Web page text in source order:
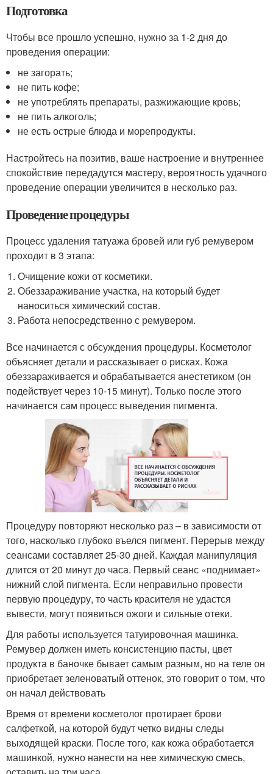
Подготовка
Чтобы все прошло успешно, нужно за 1-2 дня до
проведения операции:
не загорать;
не пить кофе;
не употреблять препараты, разжижающие кровь;
не пить алкоголь;
не есть острые блюда и морепродукты.
Настройтесь на позитив, ваше настроение и внутреннее
спокойствие передадутся мастеру, вероятность удачного
проведение операции увеличится в несколько раз.
Проведение процедуры
Процесс удаления татуажа бровей или губ ремувером
проходит в 3 этапа:
Очищение кожи от косметики.
Обеззараживание участка, на который будет
наноситься химический состав.
Работа непосредственно с ремувером.
Все начинается с обсуждения процедуры. Косметолог
объясняет детали и рассказывает о рисках. Кожа
обеззараживается и обрабатывается анестетиком (он
подействует через 10-15 минут). Только после этого
начинается сам процесс выведения пигмента.
Процедуру повторяют несколько раз – в зависимости от
того, насколько глубоко въелся пигмент. Перерыв между
сеансами составляет 25-30 дней. Каждая манипуляция
длится от 20 минут до часа. Первый сеанс «поднимает»
нижний слой пигмента. Если неправильно провести
первую процедуру, то часть красителя не удастся
вывести, могут появиться ожоги и сильные отеки.
Для работы используется татуировочная машинка.
Ремувер должен иметь консистенцию пасты, цвет
продукта в баночке бывает самым разным, но на теле он
приобретает зеленоватый оттенок, это говорит о том, что
он начал действовать
Время от времени косметолог протирает брови
салфеткой, на которой будут четко видны следы
выходящей краски. После того, как кожа обработается
машинкой, нужно нанести на нее химическую смесь,